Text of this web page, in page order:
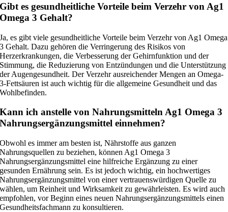
Gibt es gesundheitliche Vorteile beim Verzehr von Ag1
Omega 3 Gehalt?
Ja, es gibt viele gesundheitliche Vorteile beim Verzehr von Ag1 Omega
3 Gehalt. Dazu gehören die Verringerung des Risikos von
Herzerkrankungen, die Verbesserung der Gehirnfunktion und der
Stimmung, die Reduzierung von Entzündungen und die Unterstützung
der Augengesundheit. Der Verzehr ausreichender Mengen an Omega-
3-Fettsäuren ist auch wichtig für die allgemeine Gesundheit und das
Wohlbefinden.
Kann ich anstelle von Nahrungsmitteln Ag1 Omega 3
Nahrungsergänzungsmittel einnehmen?
Obwohl es immer am besten ist, Nährstoffe aus ganzen
Nahrungsquellen zu beziehen, können Ag1 Omega 3
Nahrungsergänzungsmittel eine hilfreiche Ergänzung zu einer
gesunden Ernährung sein. Es ist jedoch wichtig, ein hochwertiges
Nahrungsergänzungsmittel von einer vertrauenswürdigen Quelle zu
wählen, um Reinheit und Wirksamkeit zu gewährleisten. Es wird auch
empfohlen, vor Beginn eines neuen Nahrungsergänzungsmittels einen
Gesundheitsfachmann zu konsultieren.